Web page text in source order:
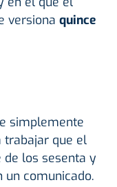
versiona quince
simplemente
trabajar que el
de los sesenta y
un comunicado.